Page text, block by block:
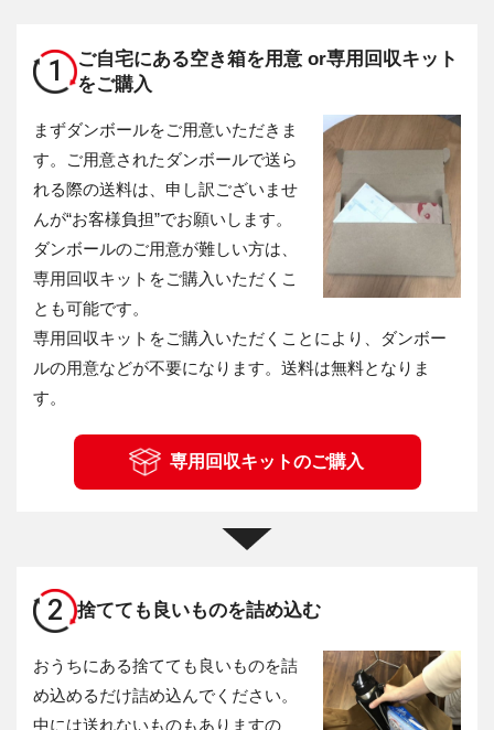
1 ご自宅にある空き箱を用意 or専用回収キット
をご購入
まずダンボールをご用意いただきま
す。ご用意されたダンボールで送ら
れる際の送料は、申し訳ございませ
んが“お客様負担”でお願いします。
ダンボールのご用意が難しい方は、
専用回収キットをご購入いただくこ
とも可能です。
専用回収キットをご購入いただくことにより、ダンボー
ルの用意などが不要になります。送料は無料となりま
す。
専用回収キットのご購入
2 捨てても良いものを詰め込む
おうちにある捨てても良いものを詰
め込めるだけ詰め込んでください。
中には送れないものもありますの